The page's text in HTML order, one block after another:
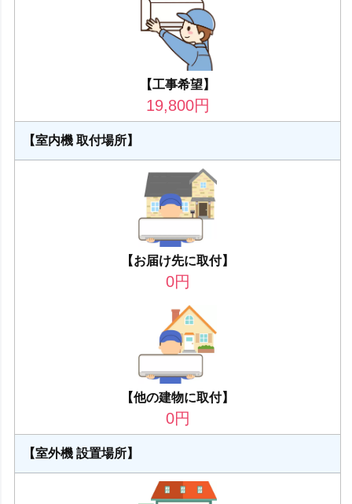
【工事希望】
19,800円
【室内機 取付場所】
【お届け先に取付】
0円
【他の建物に取付】
0円
【室外機 設置場所】